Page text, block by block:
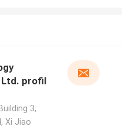
Ltd. profil
3,
Xi Jiao